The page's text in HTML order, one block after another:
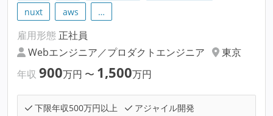
nuxt
aws …
雇用形態 正社員
Webエンジニア／プロダクトエンジニア
東京
年収 900万円 〜 1,500万円
下限年収500万円以上
アジャイル開発